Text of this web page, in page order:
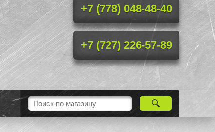
+7 (778) 048-48-40
+7 (727) 226-57-89